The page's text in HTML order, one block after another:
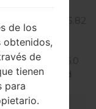
milímetros (5.82
(5.47 onzas)
(Lollipop), 6.0
planned
7.0 (Nougat)
de los
obtenidos,
de
tienen
para